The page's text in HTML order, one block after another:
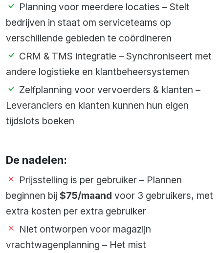
Planning voor meerdere locaties – Stelt
bedrijven in staat om serviceteams op
verschillende gebieden te coördineren
CRM & TMS integratie – Synchroniseert met
andere logistieke en klantbeheersystemen
Zelfplanning voor vervoerders & klanten –
Leveranciers en klanten kunnen hun eigen
tijdslots boeken
De nadelen:
Prijsstelling is per gebruiker – Plannen
beginnen bij $75/maand voor 3 gebruikers, met
extra kosten per extra gebruiker
Niet ontworpen voor magazijn
vrachtwagenplanning – Het mist